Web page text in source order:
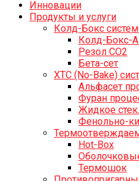
Инновации
Продукты и услуги
Колд-Бокс
Колд-Бокс-
Резол СО2
Бета-сет
ХТС (No-Bake)
Альфасет
Фуран
Жидкое
Фенольно-
Hot-Box
Термошок